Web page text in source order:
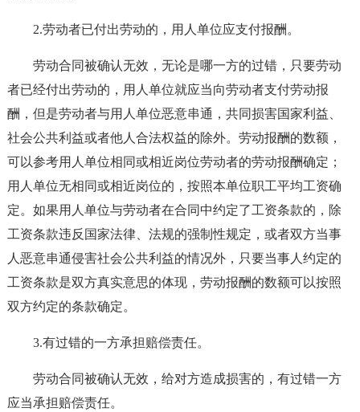
2.劳动者已付出劳动的，用人单位应支付报酬。
劳动合同被确认无效，无论是哪一方的过错，只要劳动
者已经付出劳动的，用人单位就应当向劳动者支付劳动报
酬，但是劳动者与用人单位恶意串通，共同损害国家利益、
社会公共利益或者他人合法权益的除外。劳动报酬的数额，
可以参考用人单位相同或相近岗位劳动者的劳动报酬确定；
用人单位无相同或相近岗位的，按照本单位职工平均工资确
定。如果用人单位与劳动者在合同中约定了工资条款的，除
工资条款违反国家法律、法规的强制性规定，或者双方当事
人恶意串通侵害社会公共利益的情况外，只要当事人约定的
工资条款是双方真实意思的体现，劳动报酬的数额可以按照
双方约定的条款确定。
3.有过错的一方承担赔偿责任。
劳动合同被确认无效，给对方造成损害的，有过错一方
应当承担赔偿责任。